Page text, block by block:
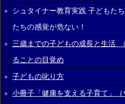
シュタイナー教育実践 子どもた
たちの感覚が危ない！
三歳までの子どもの成長と生活
ることの目覚め
子どもの叱り方
小冊子「健康を支える子育て」